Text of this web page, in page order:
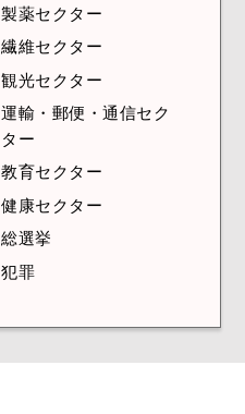
製薬セクター
繊維セクター
観光セクター
運輸・郵便・通信セク
ター
教育セクター
健康セクター
総選挙
犯罪